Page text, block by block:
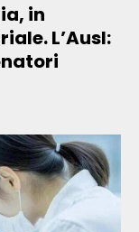
in
L’Ausl: